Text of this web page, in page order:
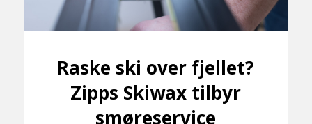
Raske ski over fjellet?
Zipps Skiwax tilbyr
smøreservice